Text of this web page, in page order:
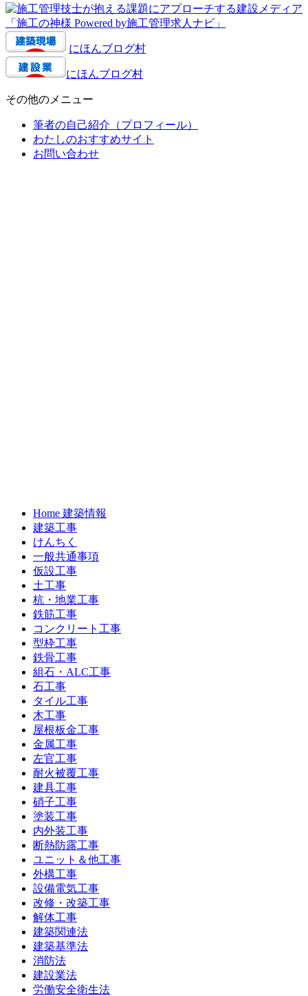
にほんブログ村
にほんブログ村
その他のメニュー
筆者の自己紹介（プロフィール）
わたしのおすすめサイト
お問い合わせ
Home 建築情報
建築工事
けんちく
一般共通事項
仮設工事
土工事
杭・地業工事
鉄筋工事
コンクリート工事
型枠工事
鉄骨工事
組石・ALC工事
石工事
タイル工事
木工事
屋根板金工事
金属工事
左官工事
耐火被覆工事
建具工事
硝子工事
塗装工事
内外装工事
断熱防露工事
ユニット＆他工事
外構工事
設備電気工事
改修・改築工事
解体工事
建築関連法
建築基準法
消防法
建設業法
労働安全衛生法